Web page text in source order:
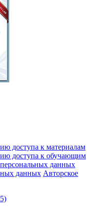
доступа к материалам
доступа к обучающим
данных
данных Авторское